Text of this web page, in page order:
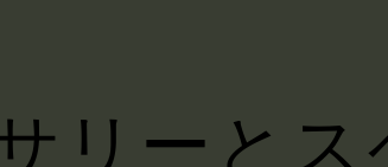
リーとス